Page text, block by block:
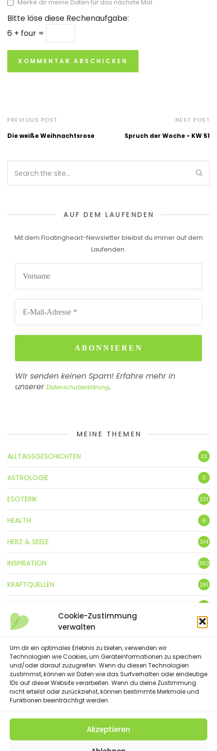
Cookie-Zustimmung
verwalten
Um dir ein optimales Erlebnis zu bieten, verwenden wir
Technologien wie Cookies, um Geräteinformationen zu speichern
und/oder darauf zuzugreifen. Wenn du diesen Technologien
zustimmst, können wir Daten wie das Surfverhalten oder eindeutige
IDs auf dieser Website verarbeiten. Wenn du deine Zustimmung
nicht erteilst oder zurückziehst, können bestimmte Merkmale und
Funktionen beeinträchtigt werden.
Akzeptieren
Merke dir meine Daten für das nächste Mal.
Bitte löse diese Rechenaufgabe:
6 + four =
PREVIOUS POST
Die weiße Weihnachtsrose
NEXT POST
Spruch der Woche - KW 51
AUF DEM LAUFENDEN
Mit dem Floatingheart-Newsletter bleibst du immer auf dem
Laufenden.
Wir senden keinen Spam! Erfahre mehr in
unserer Datenschutzerklärung.
MEINE THEMEN
ALLTAGSGESCHICHTEN 33
ASTROLOGIE 11
ESOTERIK 231
HEALTH 6
HERZ & SEELE 314
INSPIRATION 350
KRAFTQUELLEN 291
LEBENSFREUDE 359
LIFESTYLE
NATUR
SPRÜCHE & GEDICHTE
(C) 2023 - Floatingheart. All Rights Reserved.